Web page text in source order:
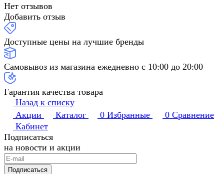
Нет отзывов
Добавить отзыв
Доступные цены на лучшие бренды
Самовывоз из магазина ежедневно с 10:00 до 20:00
Гарантия качества товара
Назад к списку
Акции
Каталог 0 Избранные 0 Сравнение
Кабинет
Подписаться
на новости и акции
Подписаться